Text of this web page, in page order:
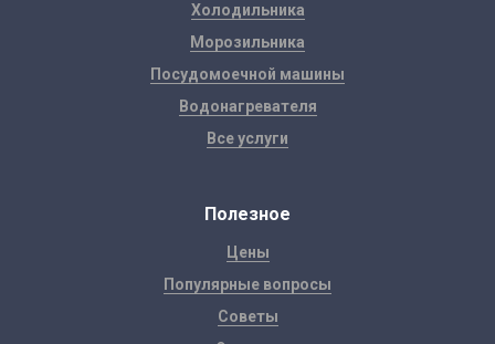
Холодильника
Морозильника
Посудомоечной машины
Водонагревателя
Все услуги
Полезное
Цены
Популярные вопросы
Советы